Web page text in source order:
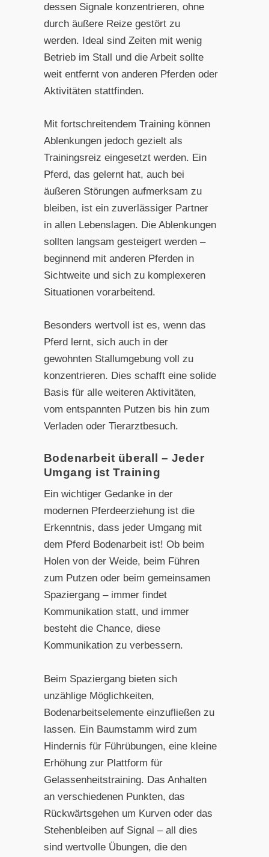
dessen Signale konzentrieren, ohne
durch äußere Reize gestört zu
werden. Ideal sind Zeiten mit wenig
Betrieb im Stall und die Arbeit sollte
weit entfernt von anderen Pferden oder
Aktivitäten stattfinden.
Mit fortschreitendem Training können
Ablenkungen jedoch gezielt als
Trainingsreiz eingesetzt werden. Ein
Pferd, das gelernt hat, auch bei
äußeren Störungen aufmerksam zu
bleiben, ist ein zuverlässiger Partner
in allen Lebenslagen. Die Ablenkungen
sollten langsam gesteigert werden –
beginnend mit anderen Pferden in
Sichtweite und sich zu komplexeren
Situationen vorarbeitend.
Besonders wertvoll ist es, wenn das
Pferd lernt, sich auch in der
gewohnten Stallumgebung voll zu
konzentrieren. Dies schafft eine solide
Basis für alle weiteren Aktivitäten,
vom entspannten Putzen bis hin zum
Verladen oder Tierarztbesuch.
Bodenarbeit überall – Jeder
Umgang ist Training
Ein wichtiger Gedanke in der
modernen Pferdeerziehung ist die
Erkenntnis, dass jeder Umgang mit
dem Pferd Bodenarbeit ist! Ob beim
Holen von der Weide, beim Führen
zum Putzen oder beim gemeinsamen
Spaziergang – immer findet
Kommunikation statt, und immer
besteht die Chance, diese
Kommunikation zu verbessern.
Beim Spaziergang bieten sich
unzählige Möglichkeiten,
Bodenarbeitselemente einzufließen zu
lassen. Ein Baumstamm wird zum
Hindernis für Führübungen, eine kleine
Erhöhung zur Plattform für
Gelassenheitstraining. Das Anhalten
an verschiedenen Punkten, das
Rückwärtsgehen um Kurven oder das
Stehenbleiben auf Signal – all dies
sind wertvolle Übungen, die den